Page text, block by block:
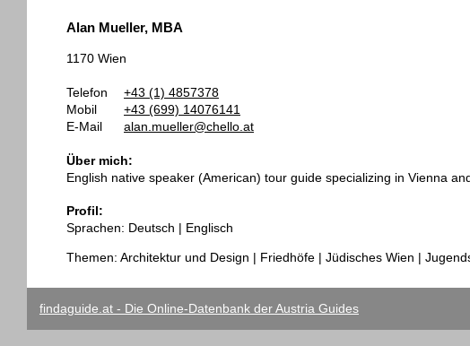
Guides
Alan Mueller, MBA
1170 Wien
Telefon
+43 (1) 4857378
Mobil
+43 (699) 14076141
E-Mail
alan.mueller@chello.at
Über mich:
English native speaker (American) tour guide specializing in Vienna
Profil:
Sprachen: Deutsch | Englisch
Themen: Architektur und Design | Friedhöfe | Jüdisches Wien |
findaguide.at - Die Online-Datenbank der Austria Guides